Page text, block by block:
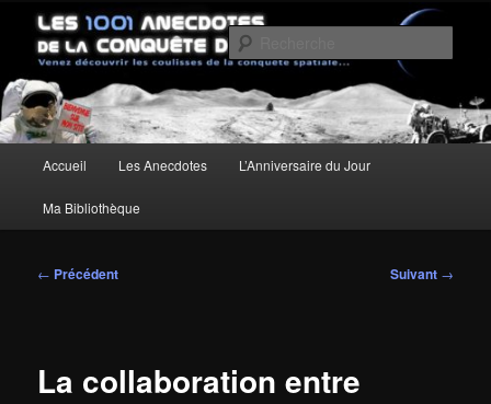
contenu
principalLes anecdotes de la Conquête de
l'Espace
Un site pour découvrir les coulisses de la conquête spatiale
principal
Accueil Les Anecdotes L’Anniversaire du Jour
Ma Bibliothèque
Navigation
← Précédent Suivant →
La collaboration entre